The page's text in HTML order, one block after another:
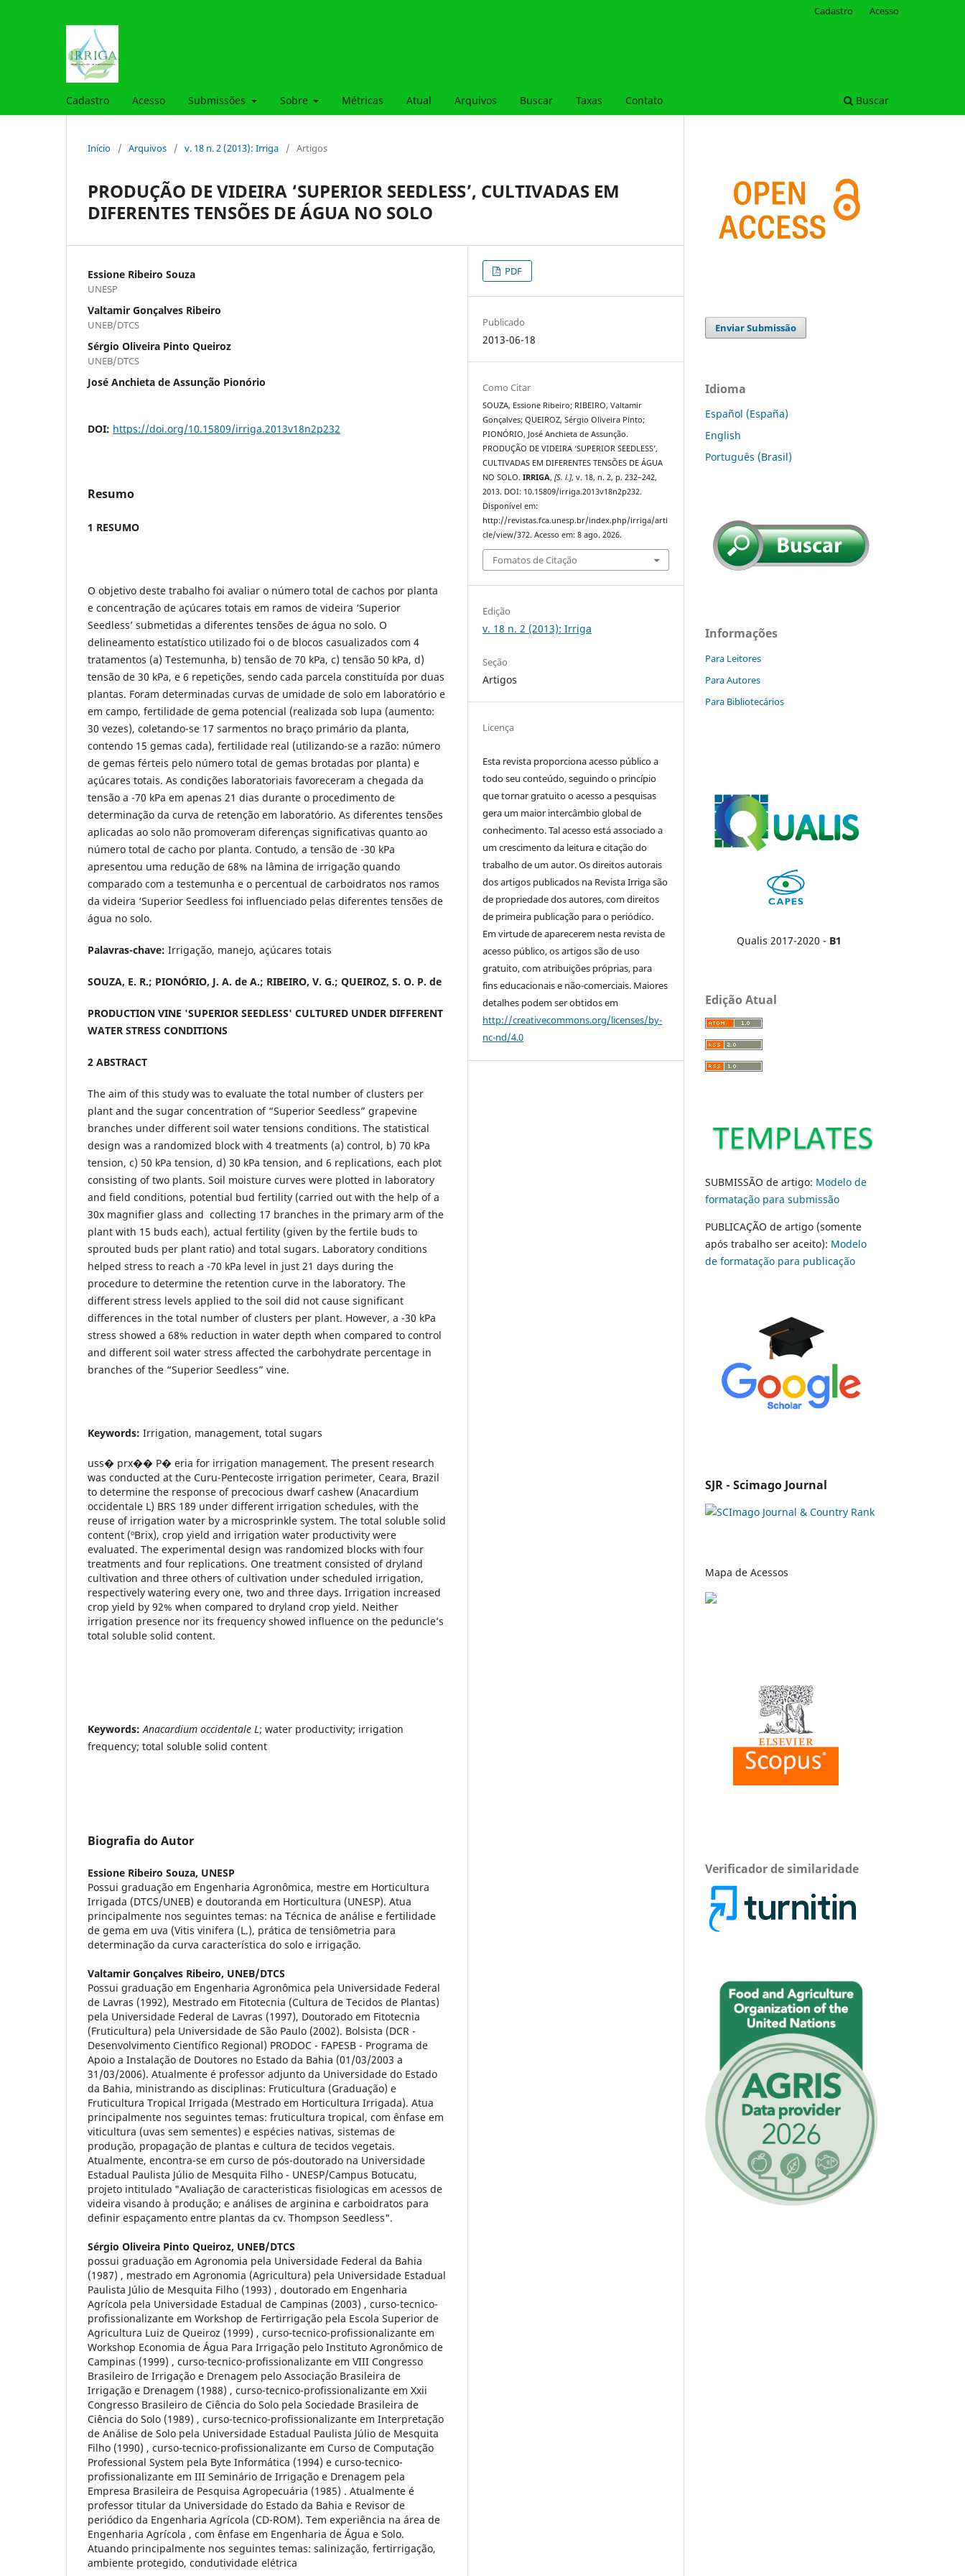
Cadastro Acesso Submissões Sobre Métricas Atual Arquivos Buscar Taxas Contato Buscar
Cadastro Acesso
Início / Arquivos / v. 18 n. 2 (2013): Irriga / Artigos
PRODUÇÃO DE VIDEIRA ‘SUPERIOR SEEDLESS’, CULTIVADAS EM
DIFERENTES TENSÕES DE ÁGUA NO SOLO
Essione Ribeiro Souza
UNESP
Valtamir Gonçalves Ribeiro
UNEB/DTCS
Sérgio Oliveira Pinto Queiroz
UNEB/DTCS
José Anchieta de Assunção Pionório
DOI: https://doi.org/10.15809/irriga.2013v18n2p232
Resumo
1 RESUMO
O objetivo deste trabalho foi avaliar o número total de cachos por planta
e concentração de açúcares totais em ramos de videira ‘Superior
Seedless’ submetidas a diferentes tensões de água no solo. O
delineamento estatístico utilizado foi o de blocos casualizados com 4
tratamentos (a) Testemunha, b) tensão de 70 kPa, c) tensão 50 kPa, d)
tensão de 30 kPa, e 6 repetições, sendo cada parcela constituída por duas
plantas. Foram determinadas curvas de umidade de solo em laboratório e
em campo, fertilidade de gema potencial (realizada sob lupa (aumento:
30 vezes), coletando-se 17 sarmentos no braço primário da planta,
contendo 15 gemas cada), fertilidade real (utilizando-se a razão: número
de gemas férteis pelo número total de gemas brotadas por planta) e
açúcares totais. As condições laboratoriais favoreceram a chegada da
tensão a -70 kPa em apenas 21 dias durante o procedimento de
determinação da curva de retenção em laboratório. As diferentes tensões
aplicadas ao solo não promoveram diferenças significativas quanto ao
número total de cacho por planta. Contudo, a tensão de -30 kPa
apresentou uma redução de 68% na lâmina de irrigação quando
comparado com a testemunha e o percentual de carboidratos nos ramos
da videira ‘Superior Seedless foi influenciado pelas diferentes tensões de
água no solo.
Palavras-chave: Irrigação, manejo, açúcares totais
SOUZA, E. R.; PIONÓRIO, J. A. de A.; RIBEIRO, V. G.; QUEIROZ, S. O. P. de
PRODUCTION VINE 'SUPERIOR SEEDLESS' CULTURED UNDER DIFFERENT
WATER STRESS CONDITIONS
2 ABSTRACT
The aim of this study was to evaluate the total number of clusters per
plant and the sugar concentration of “Superior Seedless” grapevine
branches under different soil water tensions conditions. The statistical
design was a randomized block with 4 treatments (a) control, b) 70 kPa
tension, c) 50 kPa tension, d) 30 kPa tension, and 6 replications, each plot
consisting of two plants. Soil moisture curves were plotted in laboratory
and field conditions, potential bud fertility (carried out with the help of a
30x magnifier glass and collecting 17 branches in the primary arm of the
plant with 15 buds each), actual fertility (given by the fertile buds to
sprouted buds per plant ratio) and total sugars. Laboratory conditions
helped stress to reach a -70 kPa level in just 21 days during the
procedure to determine the retention curve in the laboratory. The
different stress levels applied to the soil did not cause significant
differences in the total number of clusters per plant. However, a -30 kPa
stress showed a 68% reduction in water depth when compared to control
and different soil water stress affected the carbohydrate percentage in
branches of the “Superior Seedless” vine.
Keywords: Irrigation, management, total sugars
uss� prx�� P� eria for irrigation management. The present research
was conducted at the Curu-Pentecoste irrigation perimeter, Ceara, Brazil
to determine the response of precocious dwarf cashew (Anacardium
occidentale L) BRS 189 under different irrigation schedules, with the
reuse of irrigation water by a microsprinkle system. The total soluble solid
content (ºBrix), crop yield and irrigation water productivity were
evaluated. The experimental design was randomized blocks with four
treatments and four replications. One treatment consisted of dryland
cultivation and three others of cultivation under scheduled irrigation,
respectively watering every one, two and three days. Irrigation increased
crop yield by 92% when compared to dryland crop yield. Neither
irrigation presence nor its frequency showed influence on the peduncle’s
total soluble solid content.
Keywords: Anacardium occidentale L; water productivity; irrigation
frequency; total soluble solid content
Biografia do Autor
Essione Ribeiro Souza, UNESP
Possui graduação em Engenharia Agronômica, mestre em Horticultura
Irrigada (DTCS/UNEB) e doutoranda em Horticultura (UNESP). Atua
principalmente nos seguintes temas: na Técnica de análise e fertilidade
de gema em uva (Vitis vinifera (L.), prática de tensiômetria para
determinação da curva característica do solo e irrigação.
Valtamir Gonçalves Ribeiro, UNEB/DTCS
Possui graduação em Engenharia Agronômica pela Universidade Federal
de Lavras (1992), Mestrado em Fitotecnia (Cultura de Tecidos de Plantas)
pela Universidade Federal de Lavras (1997), Doutorado em Fitotecnia
(Fruticultura) pela Universidade de São Paulo (2002). Bolsista (DCR -
Desenvolvimento Científico Regional) PRODOC - FAPESB - Programa de
Apoio a Instalação de Doutores no Estado da Bahia (01/03/2003 a
31/03/2006). Atualmente é professor adjunto da Universidade do Estado
da Bahia, ministrando as disciplinas: Fruticultura (Graduação) e
Fruticultura Tropical Irrigada (Mestrado em Horticultura Irrigada). Atua
principalmente nos seguintes temas: fruticultura tropical, com ênfase em
viticultura (uvas sem sementes) e espécies nativas, sistemas de
produção, propagação de plantas e cultura de tecidos vegetais.
Atualmente, encontra-se em curso de pós-doutorado na Universidade
Estadual Paulista Júlio de Mesquita Filho - UNESP/Campus Botucatu,
projeto intitulado "Avaliação de caracteristicas fisiologicas em acessos de
videira visando à produção; e análises de arginina e carboidratos para
definir espaçamento entre plantas da cv. Thompson Seedless".
Sérgio Oliveira Pinto Queiroz, UNEB/DTCS
possui graduação em Agronomia pela Universidade Federal da Bahia
(1987) , mestrado em Agronomia (Agricultura) pela Universidade Estadual
Paulista Júlio de Mesquita Filho (1993) , doutorado em Engenharia
Agrícola pela Universidade Estadual de Campinas (2003) , curso-tecnico-
profissionalizante em Workshop de Fertirrigação pela Escola Superior de
Agricultura Luiz de Queiroz (1999) , curso-tecnico-profissionalizante em
Workshop Economia de Água Para Irrigação pelo Instituto Agronômico de
Campinas (1999) , curso-tecnico-profissionalizante em VIII Congresso
Brasileiro de Irrigação e Drenagem pelo Associação Brasileira de
Irrigação e Drenagem (1988) , curso-tecnico-profissionalizante em Xxii
Congresso Brasileiro de Ciência do Solo pela Sociedade Brasileira de
Ciência do Solo (1989) , curso-tecnico-profissionalizante em Interpretação
de Análise de Solo pela Universidade Estadual Paulista Júlio de Mesquita
Filho (1990) , curso-tecnico-profissionalizante em Curso de Computação
Professional System pela Byte Informática (1994) e curso-tecnico-
profissionalizante em III Seminário de Irrigação e Drenagem pela
Empresa Brasileira de Pesquisa Agropecuária (1985) . Atualmente é
professor titular da Universidade do Estado da Bahia e Revisor de
periódico da Engenharia Agrícola (CD-ROM). Tem experiência na área de
Engenharia Agrícola , com ênfase em Engenharia de Água e Solo.
Atuando principalmente nos seguintes temas: salinização, fertirrigação,
ambiente protegido, condutividade elétrica
PDF
Publicado
2013-06-18
Como Citar
SOUZA, Essione Ribeiro; RIBEIRO, Valtamir
Gonçalves; QUEIROZ, Sérgio Oliveira Pinto;
PIONÓRIO, José Anchieta de Assunção.
PRODUÇÃO DE VIDEIRA ‘SUPERIOR SEEDLESS’,
CULTIVADAS EM DIFERENTES TENSÕES DE ÁGUA
NO SOLO.IRRIGA,[S. l.], v. 18, n. 2, p. 232–242,
2013. DOI: 10.15809/irriga.2013v18n2p232.
Disponível em:
http://revistas.fca.unesp.br/index.php/irriga/arti
cle/view/372. Acesso em: 8 ago. 2026.
Fomatos de Citação
Edição
v. 18 n. 2 (2013): Irriga
Seção
Artigos
Licença
Esta revista proporciona acesso público a
todo seu conteúdo, seguindo o princípio
que tornar gratuito o acesso a pesquisas
gera um maior intercâmbio global de
conhecimento. Tal acesso está associado a
um crescimento da leitura e citação do
trabalho de um autor. Os direitos autorais
dos artigos publicados na Revista Irriga são
de propriedade dos autores, com direitos
de primeira publicação para o periódico.
Em virtude de aparecerem nesta revista de
acesso público, os artigos são de uso
gratuito, com atribuições próprias, para
fins educacionais e não-comerciais. Maiores
detalhes podem ser obtidos em
http://creativecommons.org/licenses/by-
nc-nd/4.0
Enviar Submissão
Idioma
Español (España)
English
Português (Brasil)
Informações
Para Leitores
Para Autores
Para Bibliotecários
Qualis 2017-2020 - B1
Edição Atual
SUBMISSÃO de artigo: Modelo de
formatação para submissão
PUBLICAÇÃO de artigo (somente
após trabalho ser aceito): Modelo
de formatação para publicação
SJR - Scimago Journal
Mapa de Acessos
Verificador de similaridade